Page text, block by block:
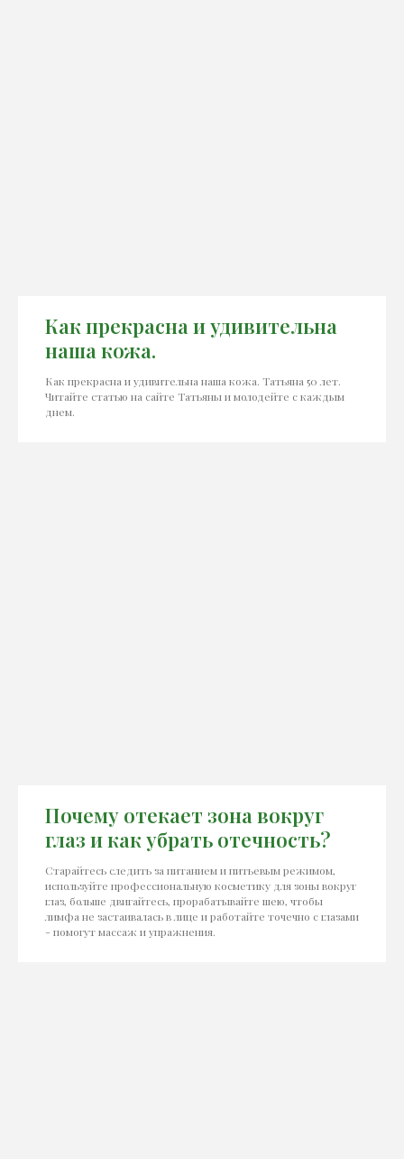
Как прекрасна и удивительна
наша кожа.
Как прекрасна и удивительна наша кожа. Татьяна 50 лет.
Читайте статью на сайте Татьяны и молодейте с каждым
днем.
Почему отекает зона вокруг
глаз и как убрать отечность?
Старайтесь следить за питанием и питьевым режимом,
используйте профессиональную косметику для зоны вокруг
глаз, больше двигайтесь, прорабатывайте шею, чтобы
лимфа не застаивалась в лице и работайте точечно с глазами
- помогут массаж и упражнения.